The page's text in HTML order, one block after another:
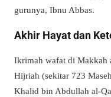
gurunya, Ibnu Abbas.
Akhir Hayat dan
Ikrimah wafat di Makkah
Hijriah (sekitar 723
Khalid bin Abdullah al-